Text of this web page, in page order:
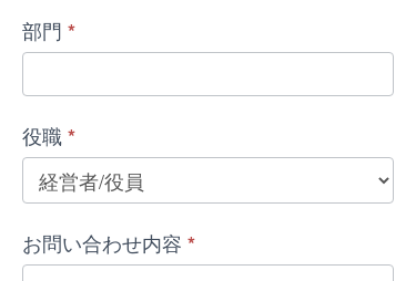
部門 *
役職*
お問い合わせ内容 *